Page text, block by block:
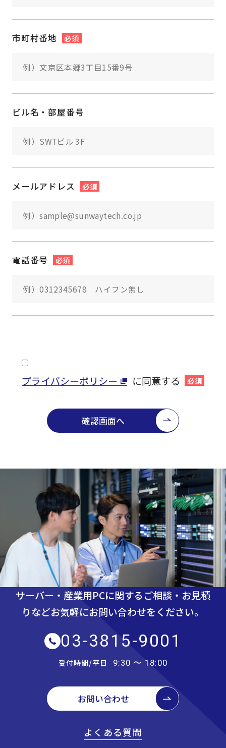
市町村番地 必須
ビル名・部屋番号
メールアドレス 必須
電話番号 必須
プライバシーポリシー に同意する 必須
確認画面へ
サーバー・産業用PCに関するご相談・お見積
りなどお気軽にお問い合わせをください。
03-3815-9001
受付時間/平日 9:30 〜 18:00
お問い合わせ
よくある質問